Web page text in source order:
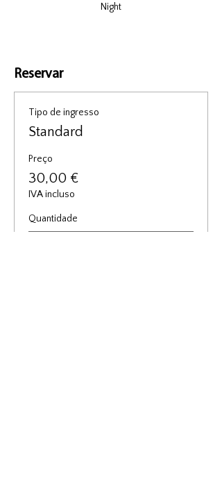
Night
Reservar
Tipo de ingresso
Standard
Preço
30,00 €
IVA incluso
Quantidade